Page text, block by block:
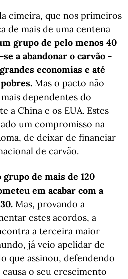
cimeira, que nos primeiros
de mais de uma centena
grupo de pelo menos 40
a abandonar o carvão -
economias e até
Mas o pacto não
dependentes do
a China e os EUA. Estes
um compromisso na
de deixar de financiar
de carvão.
de mais de 120
em acabar com a
Mas, provando a
estes acordos, a
a terceira maior
já veio apelidar de
que assinou, defendendo
o seu crescimento